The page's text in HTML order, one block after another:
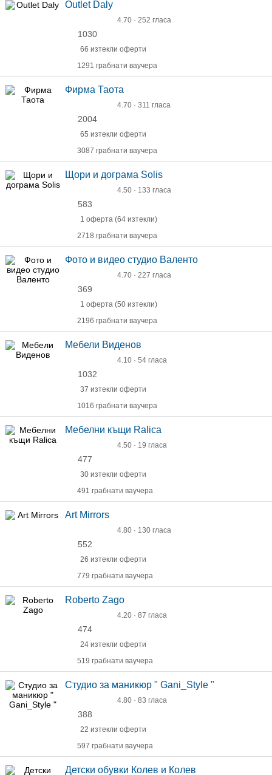
Outlet Daly
4.70 · 252 гласа
1030
66 изтекли оферти
1291 грабнати ваучера
Фирма Таота
4.70 · 311 гласа
2004
65 изтекли оферти
3087 грабнати ваучера
Щори и дограма Solis
4.50 · 133 гласа
583
1 оферта (64 изтекли)
2718 грабнати ваучера
Фото и видео студио Валентo
4.70 · 227 гласа
369
1 оферта (50 изтекли)
2196 грабнати ваучера
Мебели Виденов
4.10 · 54 гласа
1032
37 изтекли оферти
1016 грабнати ваучера
Мебелни къщи Ralica
4.50 · 19 гласа
477
30 изтекли оферти
491 грабнати ваучера
Art Mirrors
4.80 · 130 гласа
552
26 изтекли оферти
779 грабнати ваучера
Roberto Zago
4.20 · 87 гласа
474
24 изтекли оферти
519 грабнати ваучера
Студио за маникюр " Gani_Style "
4.80 · 83 гласа
388
22 изтекли оферти
597 грабнати ваучера
Детски обувки Колев и Колев